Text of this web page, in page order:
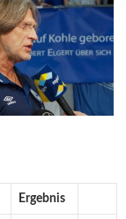
Ergebnis